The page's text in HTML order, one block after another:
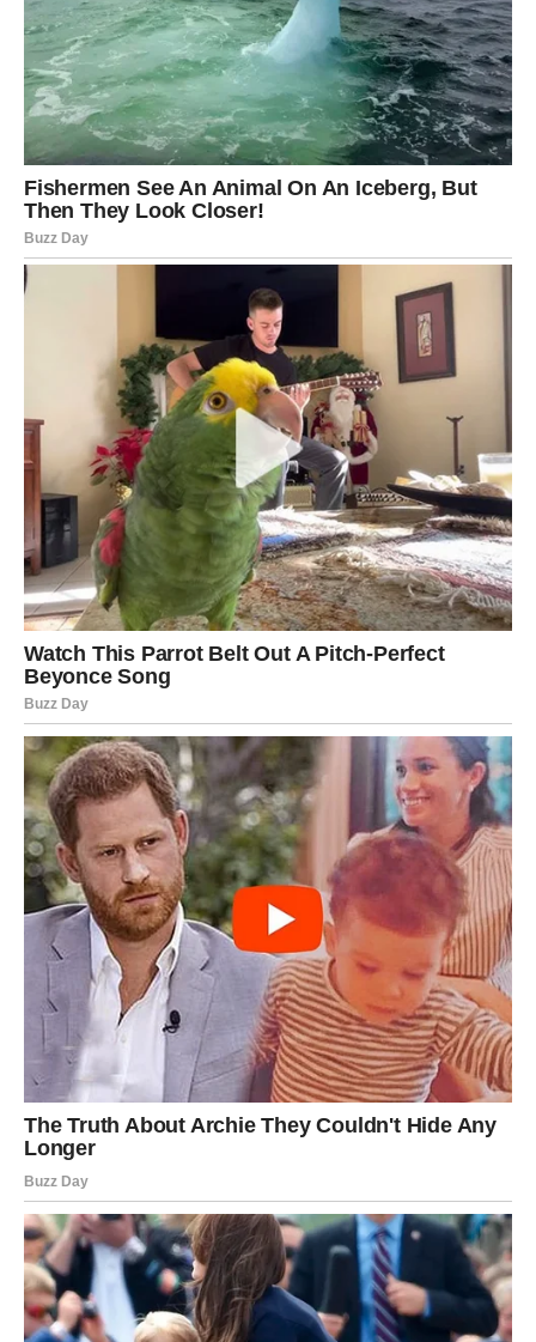
nekome zaista znači. Za slobodne Jarčeve postoji velika
mogućnost ulaska u vezu koja veoma brzo može postati
ozbiljna.
Posebno je naglašeno pomirenje kod Jarčeva koji još
uvek nisu zaboravili bivšu ljubav. Sudbina će ih spojiti
onda kada se najmanje budu nadali.
Ono što Jarca najviše iznenađuje jeste činjenica da će
sve početi da dolazi gotovo odjednom – i ljubav i novac i
srećne okolnosti. Posle dugog perioda borbe, konačno
dolazi vreme kada više neće morati da strepi za
budućnost.